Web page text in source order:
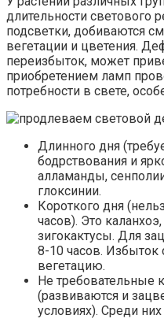
длительности светового
подсветки, добиваются
вегетации и цветения.
переизбыток, может
приобретением ламп
потребности в свете,
Длинного дня
бодрствования и
алламанды,
глоксинии.
Короткого дня
часов). Это
зигокактусы. Для
8-10 часов. Избыток
вегетацию.
Не требовательные
(развиваются и
условиях). Среди